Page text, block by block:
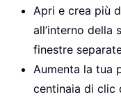
Apri e crea più
all’interno della
finestre
Aumenta la tua
centinaia di clic